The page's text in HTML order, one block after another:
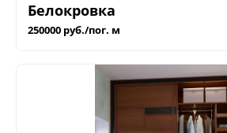
Белокровка
250000 руб./пог. м